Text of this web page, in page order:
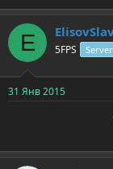
E 5FPS
31 Янв 2015